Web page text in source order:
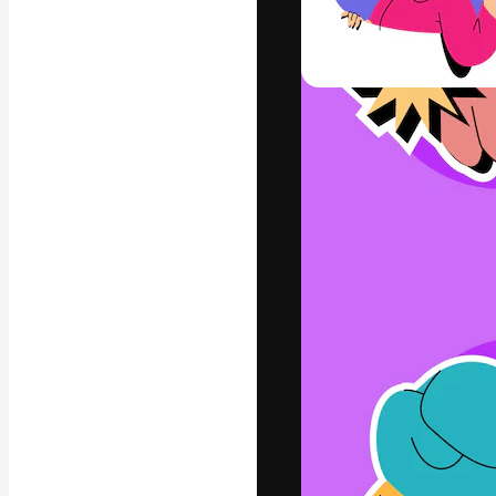
La plataforma
trabajo. Más
entre
estudios.
Español
Copyright © 2010-